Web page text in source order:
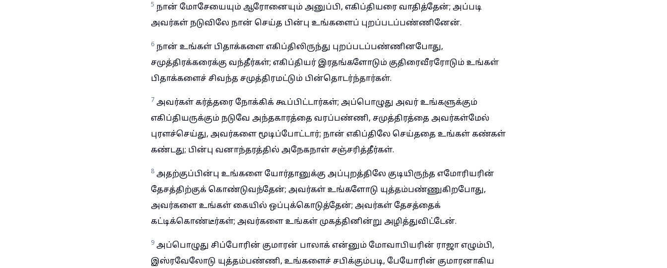
5 நான் மோசேயையும் ஆரோனையும் அனுப்பி, எகிப்தியரை வாதித்தேன்; அப்படி
அவர்கள் நடுவிலே நான் செய்த பின்பு உங்களைப் புறப்படப்பண்ணினேன்.
6 நான் உங்கள் பிதாக்களை எகிப்திலிருந்து புறப்படப்பண்ணினபோது,
சமுத்திரக்கரைக்கு வந்தீர்கள்; எகிப்தியர் இரதங்களோடும் குதிரைவீரரோடும் உங்கள்
பிதாக்களைச் சிவந்த சமுத்திரமட்டும் பின்தொடர்ந்தார்கள்.
7 அவர்கள் கர்த்தரை நோக்கிக் கூப்பிட்டார்கள்; அப்பொழுது அவர் உங்களுக்கும்
எகிப்தியருக்கும் நடுவே அந்தகாரத்தை வரப்பண்ணி, சமுத்திரத்தை அவர்கள்மேல்
புரளச்செய்து, அவர்களை மூடிப்போட்டார்; நான் எகிப்திலே செய்ததை உங்கள் கண்கள்
கண்டது; பின்பு வனாந்தரத்தில் அநேகநாள் சஞ்சரித்தீர்கள்.
8 அதற்குப்பின்பு உங்களை யோர்தானுக்கு அப்புறத்திலே குடியிருந்த எமோரியரின்
தேசத்திற்குக் கொண்டுவந்தேன்; அவர்கள் உங்களோடு யுத்தம்பண்ணுகிறபோது,
அவர்களை உங்கள் கையில் ஒப்புக்கொடுத்தேன்; அவர்கள் தேசத்தைக்
கட்டிக்கொண்டீர்கள்; அவர்களை உங்கள் முகத்தினின்று அழித்துவிட்டேன்.
9 அப்பொழுது சிப்போரின் குமாரன் பாலாக் என்னும் மோவாபியரின் ராஜா எழும்பி,
இஸ்ரவேலோடு யுத்தம்பண்ணி, உங்களைச் சபிக்கும்படி, பேயோரின் குமாரனாகிய